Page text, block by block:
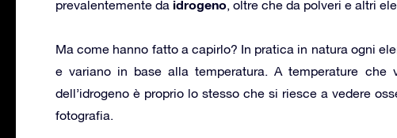
prevalentemente da idrogeno, oltre che da polveri e altri
Ma come hanno fatto a capirlo? In pratica in natura ogni
e variano in base alla temperatura. A temperature
dell’idrogeno è proprio lo stesso che si riesce a vedere
fotografia.